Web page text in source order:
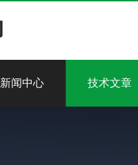
新闻中心 技术文章